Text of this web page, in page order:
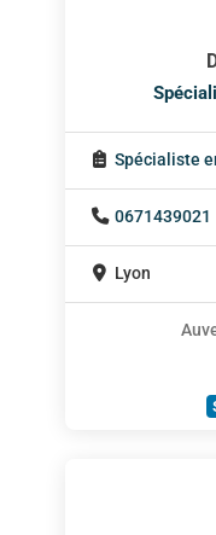
Spécialiste
0671439021
Lyon